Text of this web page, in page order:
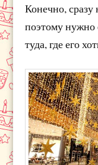
Конечно, сразу
поэтому нужно
туда, где его